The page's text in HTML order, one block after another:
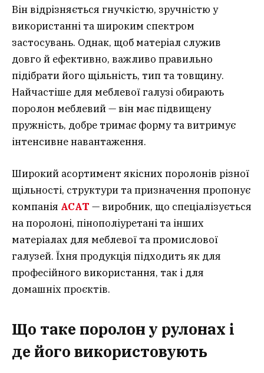
Він відрізняється гнучкістю, зручністю у
використанні та широким спектром
застосувань. Однак, щоб матеріал служив
довго й ефективно, важливо правильно
підібрати його щільність, тип та товщину.
Найчастіше для меблевої галузі обирають
поролон меблевий — він має підвищену
пружність, добре тримає форму та витримує
інтенсивне навантаження.
Широкий асортимент якісних поролонів різної
щільності, структури та призначення пропонує
компанія ACAT — виробник, що спеціалізується
на поролоні, пінополіуретані та інших
матеріалах для меблевої та промислової
галузей. Їхня продукція підходить як для
професійного використання, так і для
домашніх проєктів.
Що таке поролон у рулонах і
де його використовують